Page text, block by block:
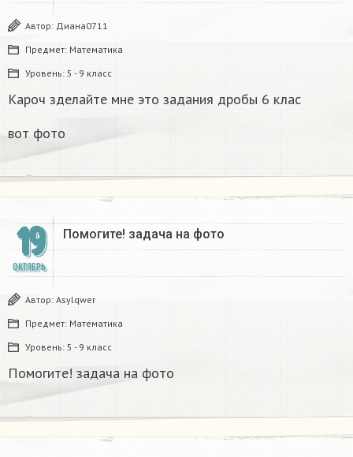
Автор: Диана0711
Предмет: Математика
Уровень: 5 - 9 класс
Кароч зделайте мне это задания дробы 6 клас
вот фото
19
ОКТЯБРЬ
Помогите! задача на фото
Автор: Asylqwer
Предмет: Математика
Уровень: 5 - 9 класс
Помогите! задача на фото